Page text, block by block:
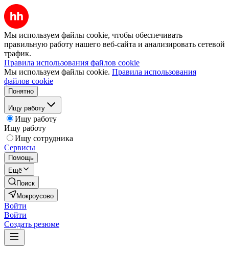
Мы используем файлы cookie, чтобы обеспечивать
правильную работу нашего веб-сайта и анализировать сетевой
трафик.
Правила использования файлов cookie
Мы используем файлы cookie. Правила использования
файлов cookie
Понятно
Ищу работу
Ищу работу
Ищу работу
Ищу сотрудника
Сервисы
Помощь
Ещё
Поиск
Мокроусово
Войти
Войти
Создать резюме